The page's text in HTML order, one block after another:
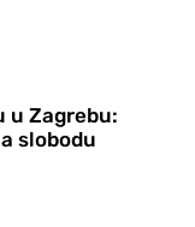
u Zagrebu:
slobodu